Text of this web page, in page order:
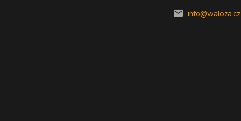
info@waloza.cz